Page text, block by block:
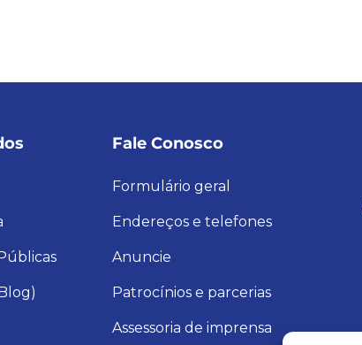
Fale Conosco
Formulário geral
Endereços e telefones
Anuncie
Patrocínios e parcerias
Assessoria de imprensa